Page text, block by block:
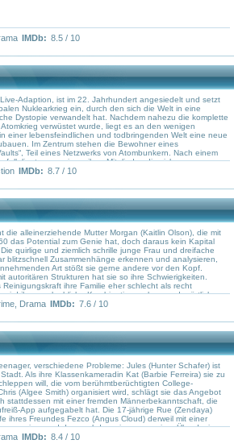
IMDb: 8.5 / 10
Adaption, ist im 22. Jahrhundert angesiedelt und setzt
Nuklearkrieg ein, durch den sich die Welt in eine
Dystopie verwandelt hat. Nachdem nahezu die komplette
verwüstet wurde, liegt es an den wenigen
einer lebensfeindlichen und todbringenden Welt eine neue
Im Zentrum stehen die Bewohner eines
Teil eines Netzwerks von Atombunkern. Nach einem
liegt es an einem ihrer Mitglieder, die sichere
und begibt sich in die gefährlich brutale,
IMDb: 8.7 / 10
die alleinerziehende Mutter Morgan (Kaitlin Olson), die mit
das Potential zum Genie hat, doch daraus kein Kapital
quirlige und ziemlich schrille junge Frau und dreifache
blitzschnell Zusammenhänge erkennen und analysieren,
Art stößt sie gerne andere vor den Kopf.
autoritären Strukturen hat sie so ihre Schwierigkeiten.
Reinigungskraft ihre Familie eher schlecht als recht
wird ihre unglaubliche Kombinationsgabe von der örtlichen
als sie kurzerhand beim Saubermachen im Kommissariat die
die eigenwillige Morgan als Beraterin an, die sie bei der
unterstützen soll – gegen den Willen des
Kommissars Karadec (Daniel Sunjata). Der muss aber schon
die beiden ein letztendlich unschlagbares Ermittler-Duo
Drama IMDb: 7.6 / 10
verschiedene Probleme: Jules (Hunter Schafer) ist
Als ihre Klassenkameradin Kat (Barbie Ferreira) sie zu
will, die vom berühmtberüchtigten College-
(Algee Smith) organisiert wird, schlägt sie das Angebot
stattdessen mit einer fremden Männerbekanntschaft, die
App aufgegabelt hat. Die 17-jährige Rue (Zendaya)
ihres Freundes Fezco (Angus Cloud) derweil mit einer
ein – und das nachdem sie wegen einer Überdosis
Aufenthalt in einer Entzugsklinik hinter sich hat. Nur ist das
IMDb: 8.4 / 10